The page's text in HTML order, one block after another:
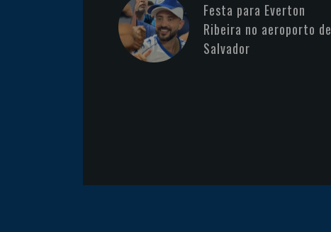
Festa para Everton
Ribeira no aeroporto de
Salvador